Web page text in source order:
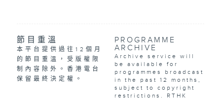
節目重溫
本平台提供過往12個月
的節目重溫，受版權限
制內容除外。香港電台
保留最終決定權。
PROGRAMME
ARCHIVE
Archive service will
be available for
programmes broadcast
in the past 12 months,
subject to copyright
restrictions. RTHK